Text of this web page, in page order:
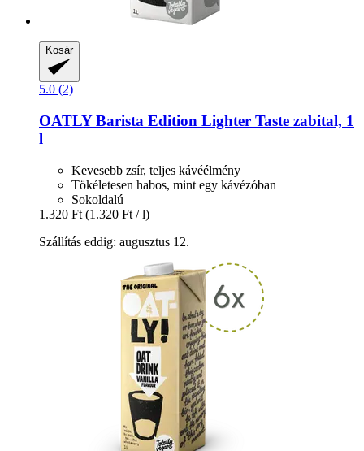
Kosár
5.0 (2)
OATLYBarista Edition Lighter Taste zabital, 1
l
Kevesebb zsír, teljes kávéélmény
Tökéletesen habos, mint egy kávézóban
Sokoldalú
1.320 Ft (1.320 Ft / l)
Szállítás eddig: augusztus 12.